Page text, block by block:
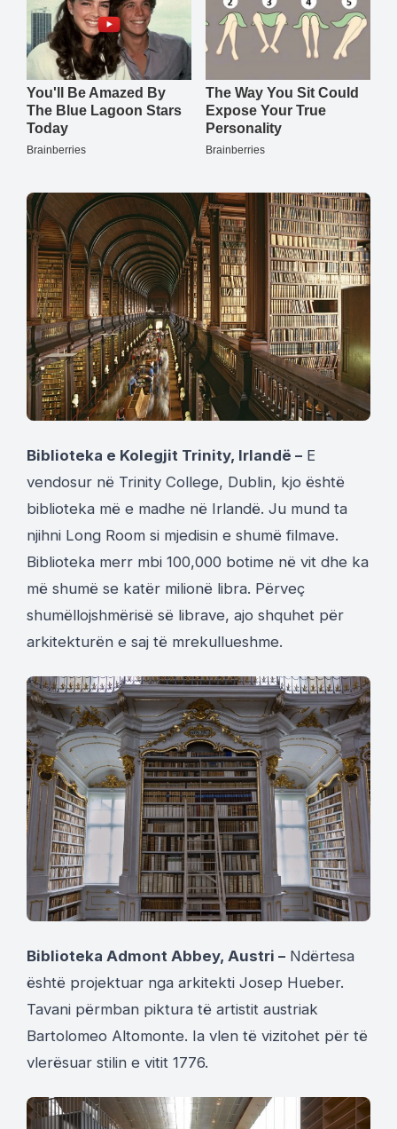
Biblioteka e Kolegjit Trinity, Irlandë – E
vendosur në Trinity College, Dublin, kjo është
biblioteka më e madhe në Irlandë. Ju mund ta
njihni Long Room si mjedisin e shumë filmave.
Biblioteka merr mbi 100,000 botime në vit dhe ka
më shumë se katër milionë libra. Përveç
shumëllojshmërisë së librave, ajo shquhet për
arkitekturën e saj të mrekullueshme.
Biblioteka Admont Abbey, Austri – Ndërtesa
është projektuar nga arkitekti Josep Hueber.
Tavani përmban piktura të artistit austriak
Bartolomeo Altomonte. Ia vlen të vizitohet për të
vlerësuar stilin e vitit 1776.